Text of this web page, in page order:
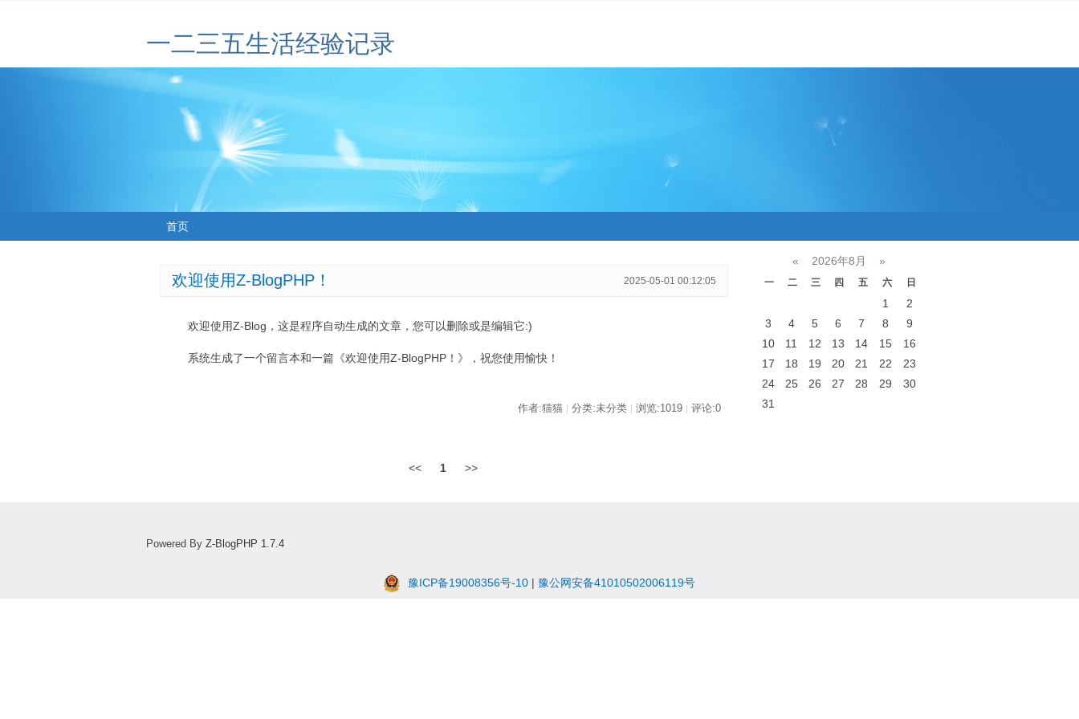
一二三五生活经验记录
首页
欢迎使用Z-BlogPHP！ 2025-05-01 00:12:05
欢迎使用Z-Blog，这是程序自动生成的文章，您可以删除或是编辑它:)
系统生成了一个留言本和一篇《欢迎使用Z-BlogPHP！》，祝您使用愉快！
作者:猫猫 | 分类:未分类 | 浏览:1019 | 评论:0
<< 1 >>
« 2026年8月 »
一 二 三 四 五 六 日
1
2
3
4 5 6 7 8
9
10
11 12 13 14 15
16
17
18 19 20 21 22
23
24
25 26 27 28 29
30
31
Powered By Z-BlogPHP 1.7.4
豫ICP备19008356号-10 | 豫公网安备41010502006119号